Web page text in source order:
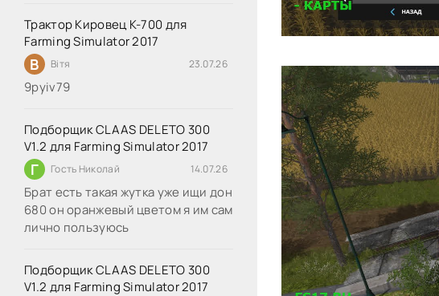
Трактор Кировец К-700 для
Farming Simulator 2017
В Вітя 23.07.26
9руіv79
Подборщик CLAAS DELETO 300
V1.2 для Farming Simulator 2017
Г Гость Николай 14.07.26
Брат есть такая жутка уже ищи дон
680 он оранжевый цветом я им сам
лично пользуюсь
Подборщик CLAAS DELETO 300
V1.2 для Farming Simulator 2017